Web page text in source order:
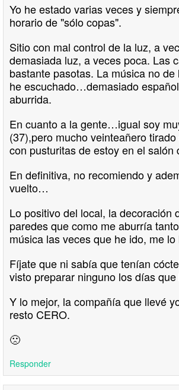
Yo he estado varias veces y
horario de "sólo copas".
Sitio con mal control de la luz, a
demasiada luz, a veces poca. Las
bastante pasotas. La música no
he escuchado…demasiado
aburrida.
En cuanto a la gente…igual soy
(37),pero mucho veinteañero
con pusturitas de estoy en el salón
En definitiva, no recomiendo y
vuelto…
Lo positivo del local, la decoración
paredes que como me aburría
música las veces que he ido, me
Fíjate que ni sabía que tenían
visto preparar ninguno los días
Y lo mejor, la compañía que llevé
resto CERO.
🙁
Responder